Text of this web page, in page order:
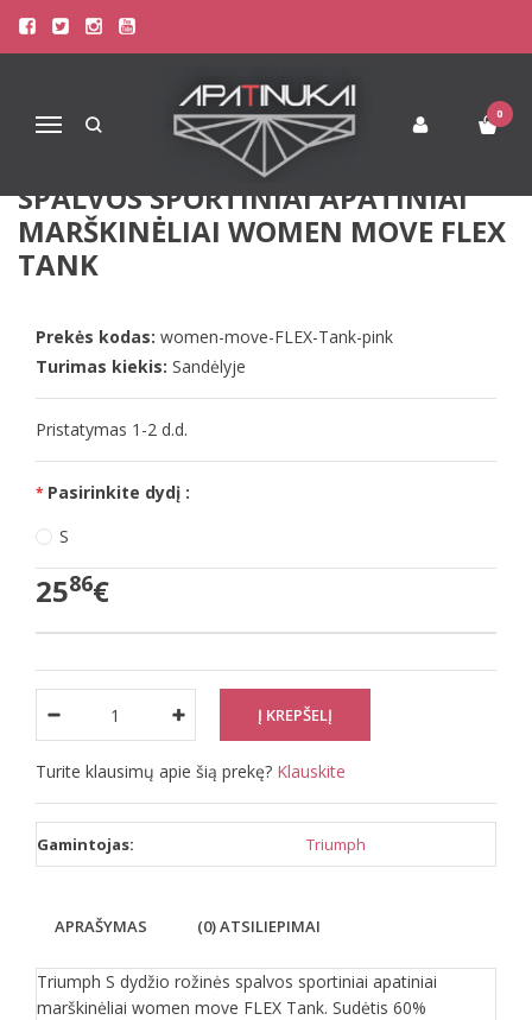
Navigacija
0
Pagrindinis
Apatinis Trikotažas Moterims
Apatiniai marškinėliai moterims
women move FLEX Tank
TRIUMPH S DYDŽIO ROŽINĖS
SPALVOS SPORTINIAI APATINIAI
MARŠKINĖLIAI WOMEN MOVE FLEX
TANK
Prekės kodas: women-move-FLEX-Tank-pink
Turimas kiekis: Sandėlyje
Pristatymas 1-2 d.d.
Pasirinkite dydį :
S
2586€
Turite klausimų apie šią prekę? Klauskite
Gamintojas: Triumph
APRAŠYMAS (0) ATSILIEPIMAI
Triumph S dydžio rožinės spalvos sportiniai apatiniai
marškinėliai women move FLEX Tank. Sudėtis 60%